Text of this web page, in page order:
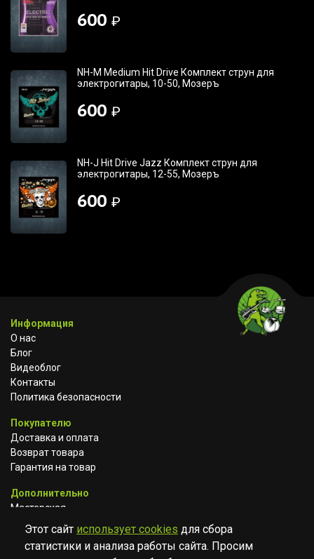
600 ₽
NH-M Medium Hit Drive Комплект струн для
электрогитары, 10-50, Мозеръ
600 ₽
NH-J Hit Drive Jazz Комплект струн для
электрогитары, 12-55, Мозеръ
600 ₽
Информация
О нас
Блог
Видеоблог
Контакты
Политика безопасности
Покупателю
Доставка и оплата
Возврат товара
Гарантия на товар
Дополнительно
Мастерская
Сотрудничество
Этот сайт использует cookies для сбора
статистики и анализа работы сайта. Просим